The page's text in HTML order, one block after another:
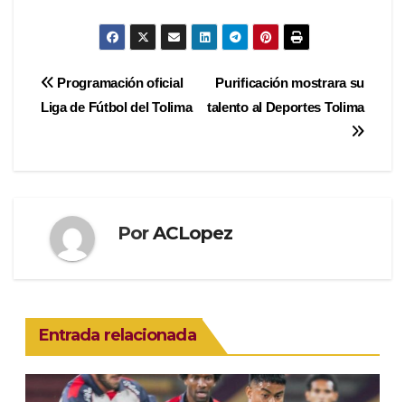
Navegación
de
Purificación mostrara su
talento al Deportes Tolima
Programación oficial
Liga de Fútbol del Tolima
PorACLopez
Entrada relacionada